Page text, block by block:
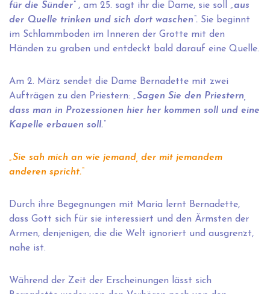
für die Sünder“ , am 25. sagt ihr die Dame, sie soll „aus
der Quelle trinken und sich dort waschen“. Sie beginnt
im Schlammboden im Inneren der Grotte mit den
Händen zu graben und entdeckt bald darauf eine Quelle.
Am 2. März sendet die Dame Bernadette mit zwei
Aufträgen zu den Priestern: „Sagen Sie den Priestern,
dass man in Prozessionen hier her kommen soll und eine
Kapelle erbauen soll.“
„Sie sah mich an wie jemand, der mit jemandem
anderen spricht.“
Durch ihre Begegnungen mit Maria lernt Bernadette,
dass Gott sich für sie interessiert und den Ärmsten der
Armen, denjenigen, die die Welt ignoriert und ausgrenzt,
nahe ist.
Während der Zeit der Erscheinungen lässt sich